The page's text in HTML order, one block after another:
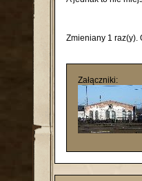
Zmieniany 1 raz(y).
Załączniki: